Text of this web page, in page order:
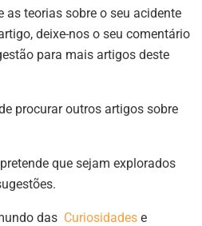
as teorias sobre o seu acidente
deixe-nos o seu comentário
para mais artigos deste
procurar outros artigos sobre
que sejam explorados
das Curiosidades e